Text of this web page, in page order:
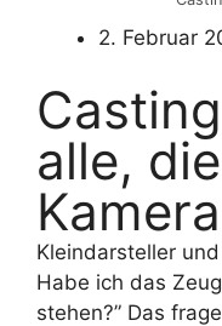
2. Februar
alle,
Kleindarsteller
Habe ich das
stehen?” Das